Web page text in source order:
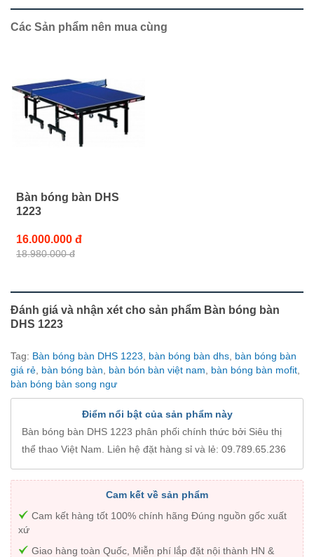
Các Sản phẩm nên mua cùng
Bàn bóng bàn DHS
1223
16.000.000 đ
18.980.000 đ
Đánh giá và nhận xét cho sản phẩm Bàn bóng bàn
DHS 1223
Tag: Bàn bóng bàn DHS 1223 bàn bóng bàn dhs bàn bóng bàn
giá rẻ bàn bóng bàn bàn bón bàn việt nam bàn bóng bàn mofit
bàn bóng bàn song ngư
Điểm nổi bật của sản phẩm này
Bàn bóng bàn DHS 1223 phân phối chính thức bởi Siêu thị
thể thao Việt Nam. Liên hệ đặt hàng sỉ và lẻ: 09.789.65.236
Cam kết về sản phẩm
Cam kết hàng tốt 100% chính hãng Đúng nguồn gốc xuất
xứ
Giao hàng toàn Quốc, Miễn phí lắp đặt nội thành HN &